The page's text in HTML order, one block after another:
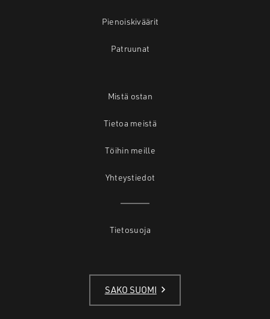
Pienoiskiväärit
Patruunat
Mistä ostan
Tietoa meistä
Töihin meille
Yhteystiedot
Tietosuoja
SAKO SUOMI